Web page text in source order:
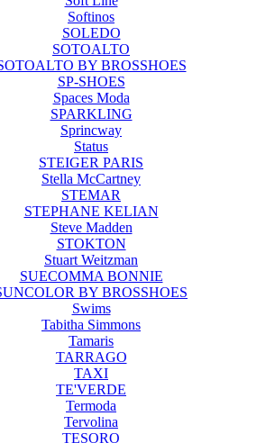
Softinos
SOLEDO
SOTOALTO
BY BROSSHOES
SP-SHOES
Spaces Moda
SPARKLING
Sprincway
Status
STEIGER PARIS
Stella McCartney
STEMAR
STEPHANE KELIAN
Steve Madden
STOKTON
Stuart Weitzman
SUECOMMA BONNIE
BY BROSSHOES
Swims
Tabitha Simmons
Tamaris
TARRAGO
TAXI
TE'VERDE
Termoda
Tervolina
TESORO